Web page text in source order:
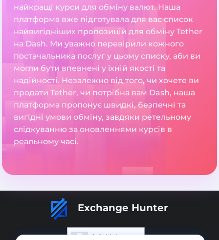
найкращі курси для обміну валют. Наша
платформа вже підготувала для вас список
найвигідніших пропозицій для обміну Tether
на Dash. Ми уважно перевірили кожного
постачальника послуг у цьому списку, аби ви
могли бути впевнені у їхній якості та
надійності. Незалежно від того, чи хочете ви
продати Tether, чи потрібна вам Dash, наша
платформа пропонує швидкі, безпечні та
вигідні умови обміну, завдяки ретельному
слідкуванню за оновленнями курсів в
реальному часі.
Exchange Hunter